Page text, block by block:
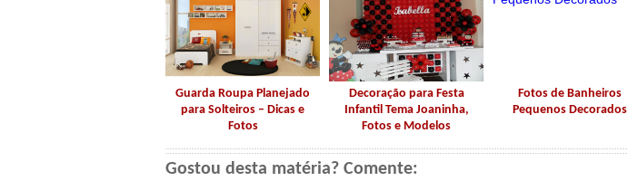
Guarda Roupa Planejado
para Solteiros – Dicas e
Fotos
Decoração para Festa
Infantil Tema Joaninha,
Fotos e Modelos
Fotos de Banheiros
Pequenos Decorados
Gostou desta matéria? Comente: